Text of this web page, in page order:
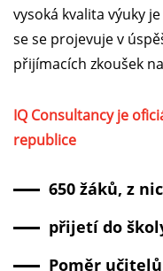
vysoká kvalita výuky
se se projevuje v
přijímacích zkoušek
IQ Consultancy je
republice
650 žáků, z
přijetí do
Poměr